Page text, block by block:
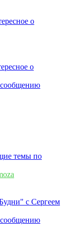
о
о
темы по
с Сергеем